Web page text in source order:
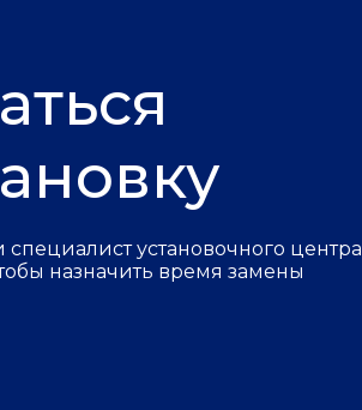
установочного центра
назначить время замены